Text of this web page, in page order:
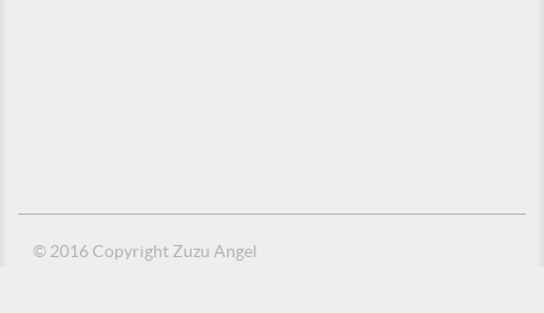
© 2016 Copyright Zuzu Angel